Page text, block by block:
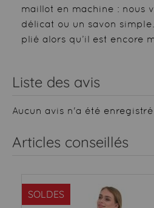
maillot en machine : nous
délicat ou un savon
plié alors qu’il est encore
Liste des avis
Aucun avis n'a été
Articles conseillés
SOLDES